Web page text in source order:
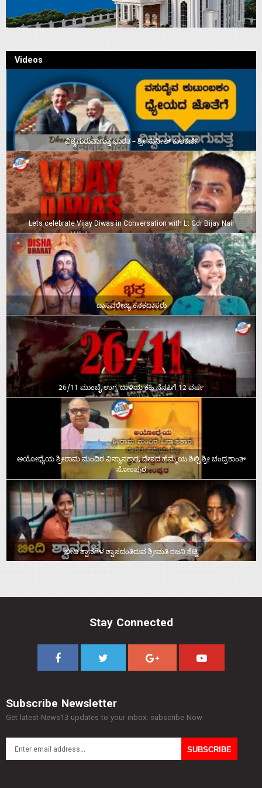
Videos
ವಿಶ್ವಗುರುವಾಗುತ್ತ ಭಾರತ – ಶ್ರೀ ಸುನೀಲ್‌ ಕುಲಕರ್ಣಿ
Lets celebrate Vijay Diwas in Conversation with Lt Cdr Bijay Nair
ದಾಸವರೇಣ್ಯ ಕನಕದಾಸರು
26/11 ಮುಂಬೈ ಉಗ್ರ ದಾಳಿಯ ಕಹಿ ನೆನಪಿಗೆ 12 ವರ್ಷ
ಅಯೋಧ್ಯೆಯ ಶ್ರೀರಾಮ ಮಂದಿರ ವಿನ್ಯಾಸಕಾರ, ದೇಶದ ಹೆಮ್ಮೆಯ ಶಿಲ್ಪಿ ಶ್ರೀ ಚಂದ್ರಕಾಂತ್‌
ಸೋಂಪುರ
ಬೀದಿ ಶ್ವಾನಗಳ ಶ್ವಾಸದಂತಿರುವ ಶ್ರೀಮತಿ ರಜನಿ ಶೆಟ್ಟಿ
Stay Connected
Subscribe Newsletter
Get latest News13 updates to your inbox. subscribe Now